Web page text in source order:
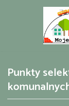
Punkty